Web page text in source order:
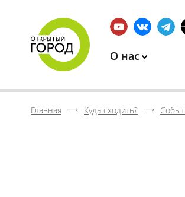
О нас
Главная Куда сходить?